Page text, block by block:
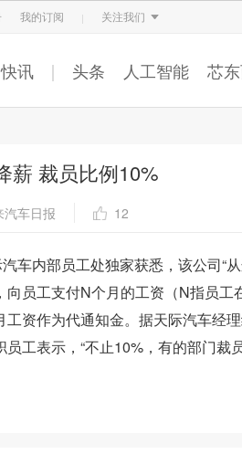
我的订阅 关注我们
芯东西 智猩猩
快讯 头条 人工智能 芯
薪 裁员比例10%
汽车日报 12
车内部员工处独家获悉，该公司“
员工支付N个月的工资（N指员
资作为代通知金。据天际汽车经
工表示，“不止10%，有的部门裁员